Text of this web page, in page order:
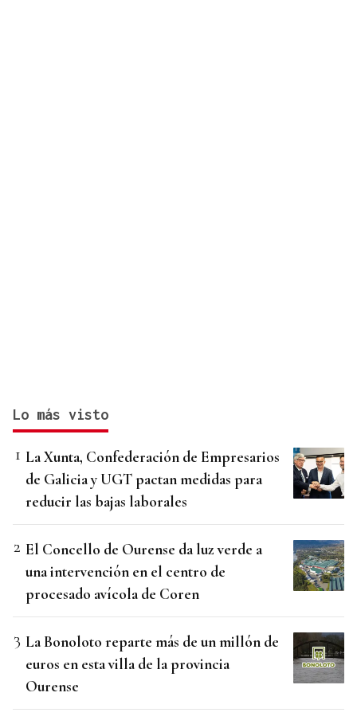
Lo más visto
La Xunta, Confederación de Empresarios
de Galicia y UGT pactan medidas para
reducir las bajas laborales
El Concello de Ourense da luz verde a
una intervención en el centro de
procesado avícola de Coren
La Bonoloto reparte más de un millón de
euros en esta villa de la provincia
Ourense